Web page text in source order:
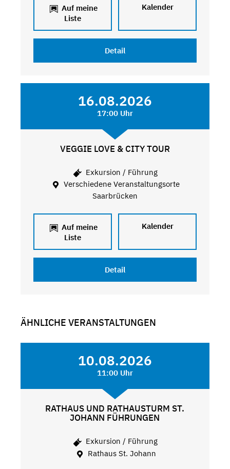
Auf meine
Liste
Kalender
Detail
16.08.2026
17:00 Uhr
VEGGIE LOVE & CITY TOUR
Exkursion / Führung
Verschiedene Veranstaltungsorte
Saarbrücken
Auf meine
Liste
Kalender
Detail
ÄHNLICHE VERANSTALTUNGEN
10.08.2026
11:00 Uhr
RATHAUS UND RATHAUSTURM ST.
JOHANN FÜHRUNGEN
Exkursion / Führung
Rathaus St. Johann